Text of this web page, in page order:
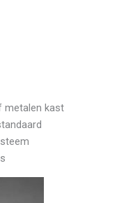
metalen kast